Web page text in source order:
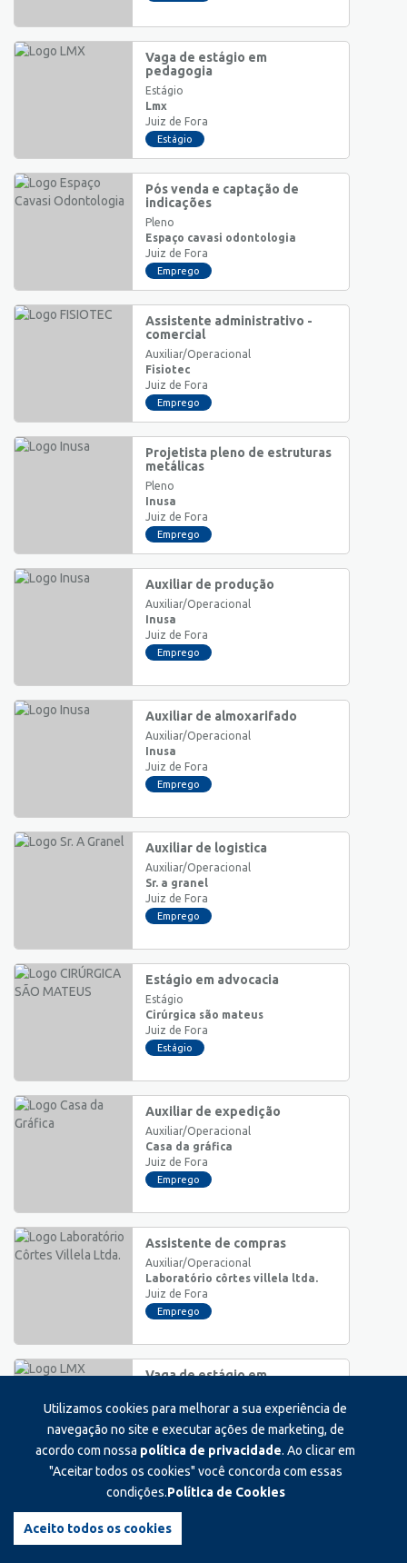
Vaga de estágio em
pedagogia
Estágio
Lmx
Juiz de Fora
Estágio
Pós venda e captação de
indicações
Pleno
Espaço cavasi odontologia
Juiz de Fora
Emprego
Assistente administrativo -
comercial
Auxiliar/Operacional
Fisiotec
Juiz de Fora
Emprego
Projetista pleno de estruturas
metálicas
Pleno
Inusa
Juiz de Fora
Emprego
Auxiliar de produção
Auxiliar/Operacional
Inusa
Juiz de Fora
Emprego
Auxiliar de almoxarifado
Auxiliar/Operacional
Inusa
Juiz de Fora
Emprego
Auxiliar de logistica
Auxiliar/Operacional
Sr. a granel
Juiz de Fora
Emprego
Estágio em advocacia
Estágio
Cirúrgica são mateus
Juiz de Fora
Estágio
Auxiliar de expedição
Auxiliar/Operacional
Casa da gráfica
Juiz de Fora
Emprego
Assistente de compras
Auxiliar/Operacional
Laboratório côrtes villela ltda.
Juiz de Fora
Emprego
Vaga de estágio em
Estágio
Estágio
Auxiliar/Operacional
Utilizamos cookies para melhorar a sua experiência de
navegação no site e executar ações de marketing, de
acordo com nossa política de privacidade. Ao clicar em
"Aceitar todos os cookies" você concorda com essas
condições.Política de Cookies
Aceito todos os cookies